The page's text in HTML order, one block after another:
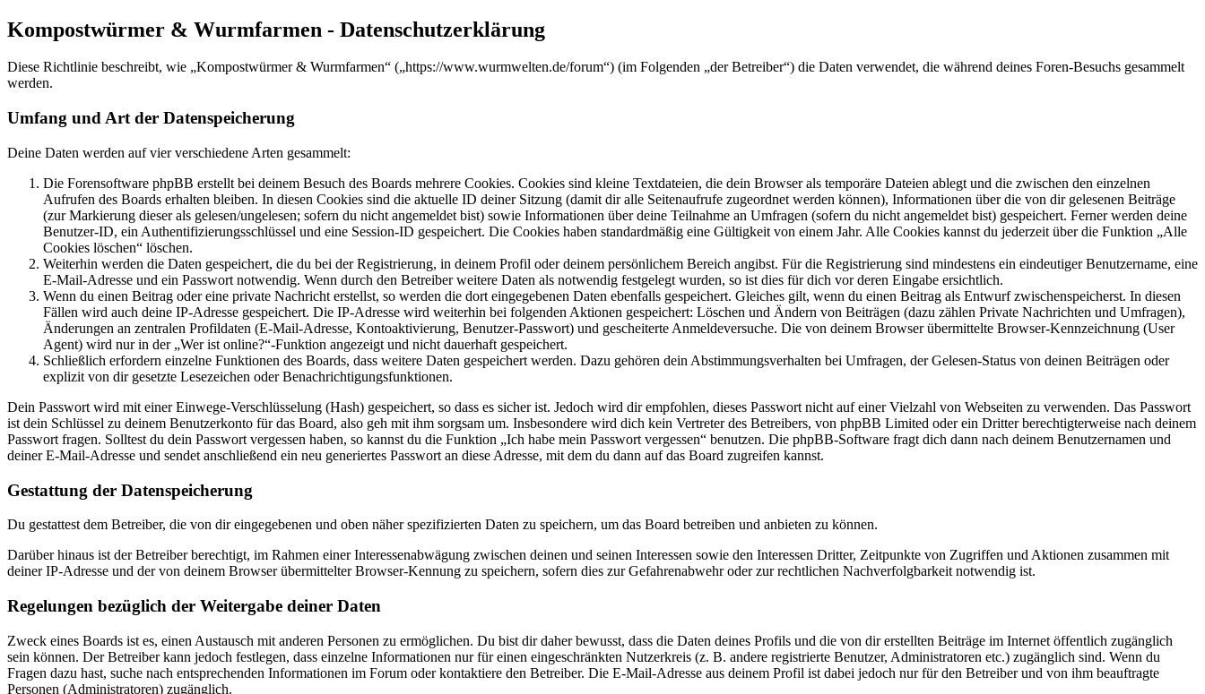
Kompostwürmer & Wurmfarmen - Datenschutzerklärung
Diese Richtlinie beschreibt, wie „Kompostwürmer & Wurmfarmen“ („https://www.wurmwelten.de/forum“) (im Folgenden „der Betreiber“) die Daten verwendet, die während deines Foren-Besuchs gesammelt
werden.
Umfang und Art der Datenspeicherung
Deine Daten werden auf vier verschiedene Arten gesammelt:
Die Forensoftware phpBB erstellt bei deinem Besuch des Boards mehrere Cookies. Cookies sind kleine Textdateien, die dein Browser als temporäre Dateien ablegt und die zwischen den einzelnen
Aufrufen des Boards erhalten bleiben. In diesen Cookies sind die aktuelle ID deiner Sitzung (damit dir alle Seitenaufrufe zugeordnet werden können), Informationen über die von dir gelesenen Beiträge
(zur Markierung dieser als gelesen/ungelesen; sofern du nicht angemeldet bist) sowie Informationen über deine Teilnahme an Umfragen (sofern du nicht angemeldet bist) gespeichert. Ferner werden deine
Benutzer-ID, ein Authentifizierungsschlüssel und eine Session-ID gespeichert. Die Cookies haben standardmäßig eine Gültigkeit von einem Jahr. Alle Cookies kannst du jederzeit über die Funktion „Alle
Cookies löschen“ löschen.
Weiterhin werden die Daten gespeichert, die du bei der Registrierung, in deinem Profil oder deinem persönlichem Bereich angibst. Für die Registrierung sind mindestens ein eindeutiger Benutzername, eine
E-Mail-Adresse und ein Passwort notwendig. Wenn durch den Betreiber weitere Daten als notwendig festgelegt wurden, so ist dies für dich vor deren Eingabe ersichtlich.
Wenn du einen Beitrag oder eine private Nachricht erstellst, so werden die dort eingegebenen Daten ebenfalls gespeichert. Gleiches gilt, wenn du einen Beitrag als Entwurf zwischenspeicherst. In diesen
Fällen wird auch deine IP-Adresse gespeichert. Die IP-Adresse wird weiterhin bei folgenden Aktionen gespeichert: Löschen und Ändern von Beiträgen (dazu zählen Private Nachrichten und Umfragen),
Änderungen an zentralen Profildaten (E-Mail-Adresse, Kontoaktivierung, Benutzer-Passwort) und gescheiterte Anmeldeversuche. Die von deinem Browser übermittelte Browser-Kennzeichnung (User
Agent) wird nur in der „Wer ist online?“-Funktion angezeigt und nicht dauerhaft gespeichert.
Schließlich erfordern einzelne Funktionen des Boards, dass weitere Daten gespeichert werden. Dazu gehören dein Abstimmungsverhalten bei Umfragen, der Gelesen-Status von deinen Beiträgen oder
explizit von dir gesetzte Lesezeichen oder Benachrichtigungsfunktionen.
Dein Passwort wird mit einer Einwege-Verschlüsselung (Hash) gespeichert, so dass es sicher ist. Jedoch wird dir empfohlen, dieses Passwort nicht auf einer Vielzahl von Webseiten zu verwenden. Das Passwort
ist dein Schlüssel zu deinem Benutzerkonto für das Board, also geh mit ihm sorgsam um. Insbesondere wird dich kein Vertreter des Betreibers, von phpBB Limited oder ein Dritter berechtigterweise nach deinem
Passwort fragen. Solltest du dein Passwort vergessen haben, so kannst du die Funktion „Ich habe mein Passwort vergessen“ benutzen. Die phpBB-Software fragt dich dann nach deinem Benutzernamen und
deiner E-Mail-Adresse und sendet anschließend ein neu generiertes Passwort an diese Adresse, mit dem du dann auf das Board zugreifen kannst.
Gestattung der Datenspeicherung
Du gestattest dem Betreiber, die von dir eingegebenen und oben näher spezifizierten Daten zu speichern, um das Board betreiben und anbieten zu können.
Darüber hinaus ist der Betreiber berechtigt, im Rahmen einer Interessenabwägung zwischen deinen und seinen Interessen sowie den Interessen Dritter, Zeitpunkte von Zugriffen und Aktionen zusammen mit
deiner IP-Adresse und der von deinem Browser übermittelter Browser-Kennung zu speichern, sofern dies zur Gefahrenabwehr oder zur rechtlichen Nachverfolgbarkeit notwendig ist.
Regelungen bezüglich der Weitergabe deiner Daten
Zweck eines Boards ist es, einen Austausch mit anderen Personen zu ermöglichen. Du bist dir daher bewusst, dass die Daten deines Profils und die von dir erstellten Beiträge im Internet öffentlich zugänglich
sein können. Der Betreiber kann jedoch festlegen, dass einzelne Informationen nur für einen eingeschränkten Nutzerkreis (z. B. andere registrierte Benutzer, Administratoren etc.) zugänglich sind. Wenn du
Fragen dazu hast, suche nach entsprechenden Informationen im Forum oder kontaktiere den Betreiber. Die E-Mail-Adresse aus deinem Profil ist dabei jedoch nur für den Betreiber und von ihm beauftragte
Personen (Administratoren) zugänglich.